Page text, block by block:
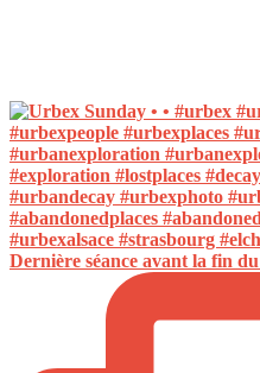
Dernière séance avant la fin